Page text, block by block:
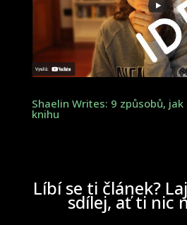
Shaelin Writes: 9 způsobů,
knihu
Líbí se ti článek?
sdílej, ať ti nic